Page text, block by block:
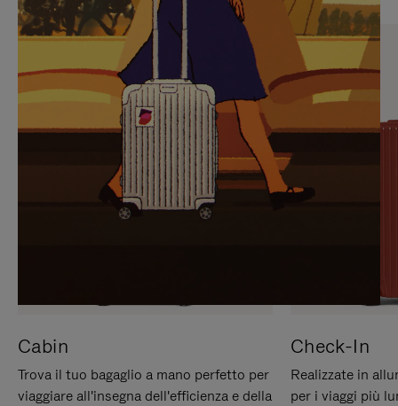
PREMERE
PER
METTERLO
PAUSA
ATTIVARE
LAUDIO
Cabin
Trova il tuo bagaglio a mano perfetto per
viaggiare all'insegna dell'efficienza e della
Check-In
Realizzate in
per i viaggi più